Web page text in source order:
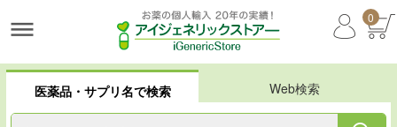
0
医薬品・サプリ名で検索 Web検索